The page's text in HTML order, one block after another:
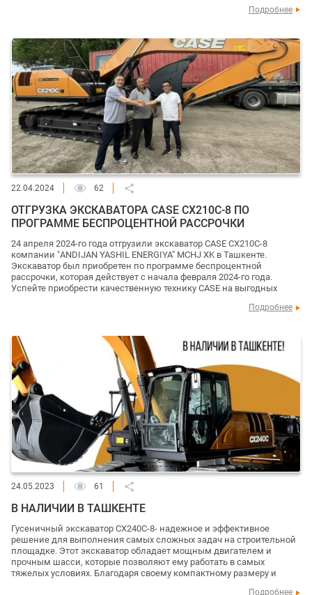
Подробнее
22.04.2024 62
ОТГРУЗКА ЭКСКАВАТОРА CASE CX210C-8 ПО
ПРОГРАММЕ БЕСПРОЦЕНТНОЙ РАССРОЧКИ
24 апреля 2024-го года отгрузили экскаватор CASE CX210C-8
компании "ANDIJAN YASHIL ENERGIYA" MCHJ XK в Ташкенте.
Экскаватор был приобретен по программе беспроцентной
рассрочки, которая действует с начала февраля 2024-го года.
Успейте приобрести качественную технику CASE на выгодных
Подробнее
24.05.2023 61
В НАЛИЧИИ В ТАШКЕНТЕ
Гусеничный экскаватор CX240C-8- надежное и эффективное
решение для выполнения самых сложных задач на строительной
площадке. Этот экскаватор обладает мощным двигателем и
прочным шасси, которые позволяют ему работать в самых
тяжелых условиях. Благодаря своему компактному размеру и
Подробнее